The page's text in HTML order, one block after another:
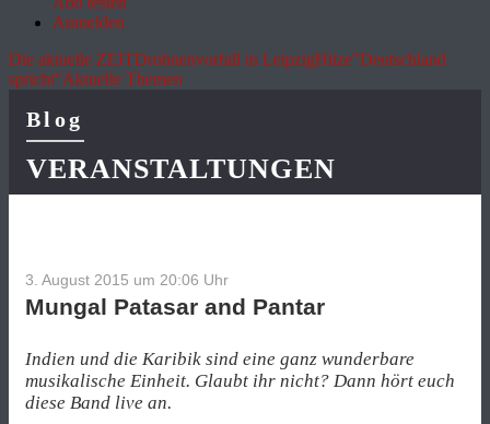
Anmelden
Die aktuelle ZEITDrohnenvorfall in LeipzigHitze"Deutschland
spricht"Aktuelle Themen
Blog
VERANSTALTUNGEN
3. August 2015 um 20:06 Uhr
Mungal Patasar and Pantar
Indien und die Karibik sind eine ganz wunderbare
musikalische Einheit. Glaubt ihr nicht? Dann hört euch
diese Band live an.